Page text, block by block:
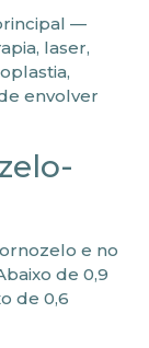
—
laser,
envolver
e no
de 0,9
de 0,6